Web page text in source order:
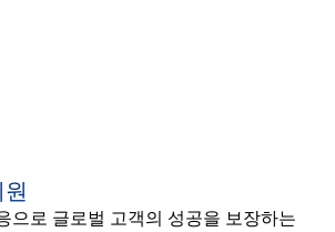
으로 글로벌 고객의 성공을 보장하는